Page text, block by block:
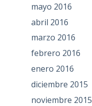
mayo 2016
abril 2016
marzo 2016
febrero 2016
enero 2016
diciembre 2015
noviembre 2015